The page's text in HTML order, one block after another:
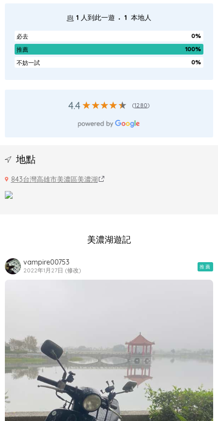
1 人到此一遊 . 1 本地人
必去
0%
推薦
100%
不妨一試
0%
4.4 (1280)
地點
843台灣高雄市美濃區美濃湖
美濃湖遊記
vampire00753
2022年1月27日 (修改) 推薦